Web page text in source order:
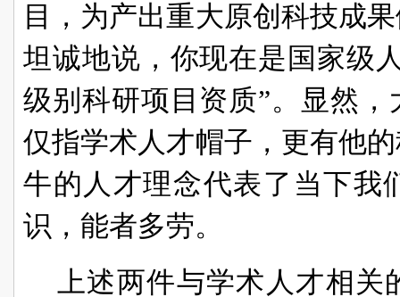
目，为产出重大原创科技成
坦诚地说，你现在是国家级
级别科研项目资质”。显然
仅指学术人才帽子，更有他
牛的人才理念代表了当下我
识，能者多劳。
上述两件与学术人才相